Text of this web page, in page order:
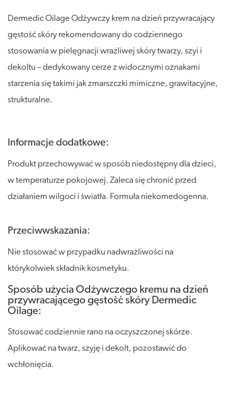
Dermedic Oilage Odżywczy krem na dzień przywracający
gęstość skóry rekomendowany do codziennego
stosowania w pielęgnacji wrażliwej skóry twarzy, szyi i
dekoltu – dedykowany cerze z widocznymi oznakami
starzenia się takimi jak zmarszczki mimiczne, grawitacyjne,
strukturalne.
Informacje dodatkowe:
Produkt przechowywać w sposób niedostępny dla dzieci,
w temperaturze pokojowej. Zaleca się chronić przed
działaniem wilgoci i światła. Formuła niekomedogenna.
Przeciwwskazania:
Nie stosować w przypadku nadwrażliwości na
którykolwiek składnik kosmetyku.
Sposób użycia Odżywczego kremu na dzień
przywracającego gęstość skóry Dermedic
Oilage:
Stosować codziennie rano na oczyszczonej skórze.
Aplikować na twarz, szyję i dekolt, pozostawić do
wchłonięcia.